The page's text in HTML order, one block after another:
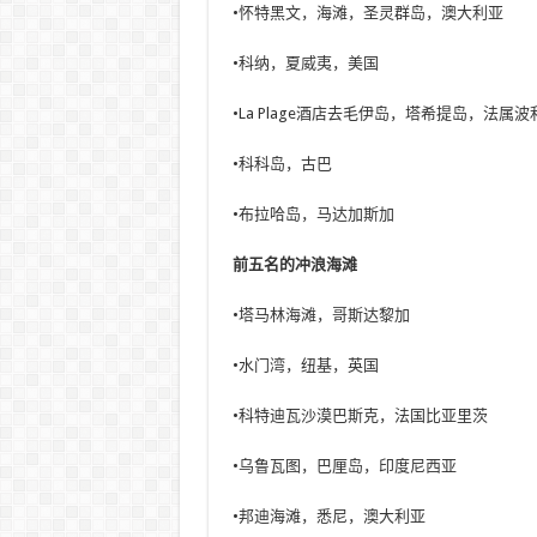
•怀特黑文，海滩，圣灵群岛，澳大利亚
•科纳，夏威夷，美国
•La Plage酒店去毛伊岛，塔希提岛，法属波
•科科岛，古巴
•布拉哈岛，马达加斯加
前五名的冲浪海滩
•塔马林海滩，哥斯达黎加
•水门湾，纽基，英国
•科特迪瓦沙漠巴斯克，法国比亚里茨
•乌鲁瓦图，巴厘岛，印度尼西亚
•邦迪海滩，悉尼，澳大利亚